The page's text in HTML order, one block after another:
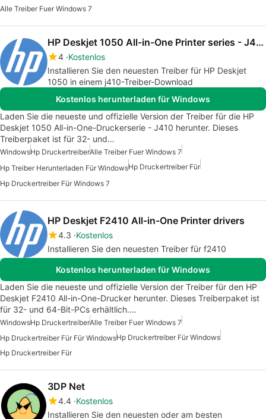
Alle Treiber Fuer Windows 7
HP Deskjet 1050 All-in-One Printer series - J410 drivers
4 Kostenlos
Installieren Sie den neuesten Treiber für HP Deskjet
1050 in einem j410-Treiber-Download
Kostenlos herunterladen für Windows
Laden Sie die neueste und offizielle Version der Treiber für die HP
Deskjet 1050 All-in-One-Druckerserie - J410 herunter. Dieses
Treiberpaket ist für 32- und…
WindowsHp DruckertreiberAlle Treiber Fuer Windows 7
Hp Treiber Herunterladen Für WindowsHp Druckertreiber Für
Hp Druckertreiber Für Windows 7
HP Deskjet F2410 All-in-One Printer drivers
4.3 Kostenlos
Installieren Sie den neuesten Treiber für f2410
Kostenlos herunterladen für Windows
Laden Sie die neueste und offizielle Version der Treiber für den HP
Deskjet F2410 All-in-One-Drucker herunter. Dieses Treiberpaket ist
für 32- und 64-Bit-PCs erhältlich.…
WindowsHp DruckertreiberAlle Treiber Fuer Windows 7
Hp Druckertreiber Für Für WindowsHp Druckertreiber Für Windows
Hp Druckertreiber Für
3DP Net
4.4 Kostenlos
Installieren Sie den neuesten oder am besten